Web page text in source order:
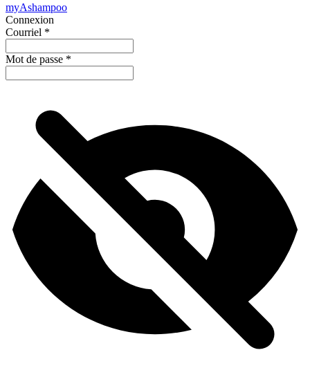
myAshampoo
Connexion
Courriel *
Mot de passe *